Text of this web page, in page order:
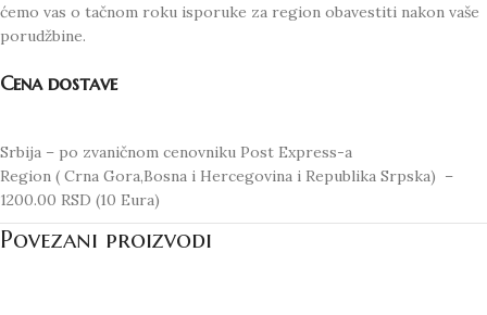
ćemo vas o tačnom roku isporuke za region obavestiti nakon vaše
porudžbine.
Cena dostave
Srbija – po zvaničnom cenovniku Post Express-a
Region ( Crna Gora,Bosna i Hercegovina i Republika Srpska) –
1200.00 RSD (10 Eura)
Povezani proizvodi